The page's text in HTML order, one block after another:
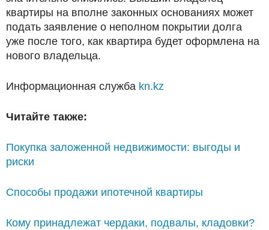
квартиры на вполне законных основаниях может
подать заявление о неполном покрытии долга
уже после того, как квартира будет оформлена на
нового владельца.
Информационная служба kn.kz
Читайте также:
Покупка заложенной недвижимости: выгоды и
риски
Способы продажи ипотечной квартиры
Кому принадлежат чердаки, подвалы, кладовки?